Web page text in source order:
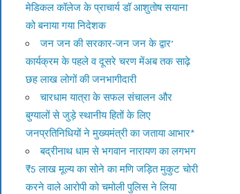
मेडिकल कॉलेज के प्राचार्य डॉ आशुतोष सयाना
को बनाया गया निदेशक
जन जन की सरकार-जन जन के द्वार’
कार्यक्रम के पहले व दूसरे चरण मेंअब तक साढ़े
छह लाख लोगों की जनभागीदारी
चारधाम यात्रा के सफल संचालन और
बुग्यालों से जुड़े स्थानीय हितों के लिए
जनप्रतिनिधियों ने मुख्यमंत्री का जताया आभार*
बद्रीनाथ धाम से भगवान नारायण का लगभग
₹5 लाख मूल्य का सोने का मणि जड़ित मुकुट चोरी
करने वाले आरोपी को चमोली पुलिस ने लिया